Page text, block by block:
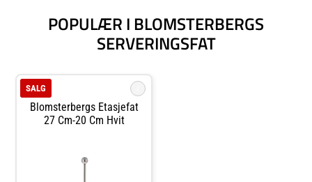
POPULÆR I BLOMSTERBERGS
SERVERINGSFAT
Blomsterbergs Etasjefat
27 Cm-20 Cm Hvit
SALG